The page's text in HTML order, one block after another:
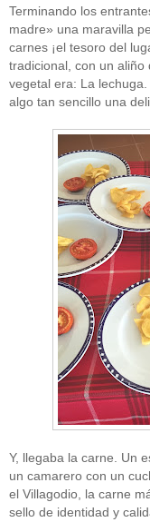
Terminando los
madre» una maravilla
carnes ¡el tesoro del
tradicional, con un
vegetal era: La
algo tan sencillo una
Y, llegaba la carne. Un
un camarero con un
el Villagodio, la carne
sello de identidad y